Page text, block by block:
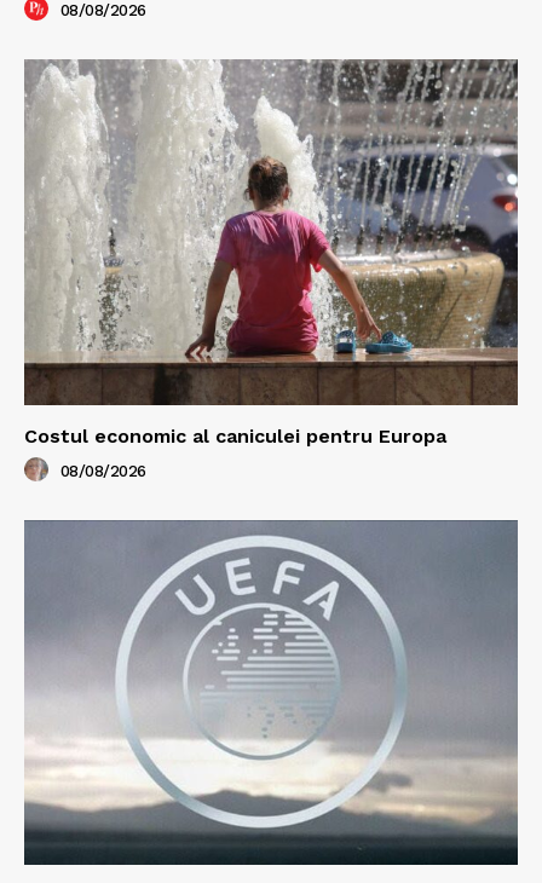
08/08/2026
Costul economic al caniculei pentru Europa
08/08/2026